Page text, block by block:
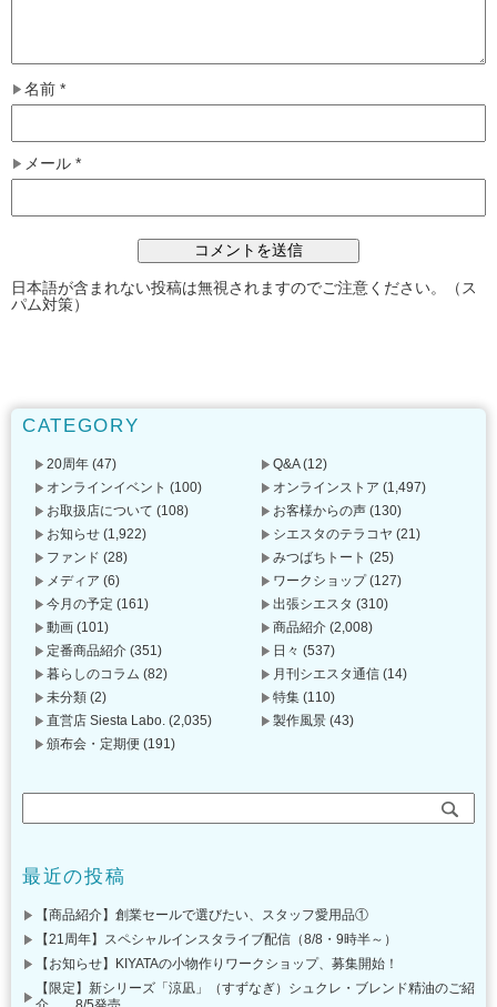
名前 *
メール *
日本語が含まれない投稿は無視されますのでご注意ください。（ス
パム対策）
CATEGORY
20周年 (47) Q&A(12)
オンラインイベント (100) オンラインストア (1,497)
お取扱店について (108) お客様からの声 (130)
お知らせ (1,922) シエスタのテラコヤ (21)
ファンド (28) みつばちトート (25)
メディア (6) ワークショップ(127)
今月の予定 (161) 出張シエスタ (310)
動画 (101) 商品紹介 (2,008)
定番商品紹介 (351) 日々 (537)
暮らしのコラム (82) 月刊シエスタ通信 (14)
未分類 (2) 特集 (110)
直営店 Siesta Labo. (2,035) 製作風景 (43)
頒布会・定期便 (191)
最近の投稿
【商品紹介】創業セールで選びたい、スタッフ愛用品①
【21周年】スペシャルインスタライブ配信（8/8・9時半～）
【お知らせ】KIYATAの小物作りワークショップ、募集開始！
【限定】新シリーズ「涼凪」（すずなぎ）シュクレ・ブレンド精油のご紹